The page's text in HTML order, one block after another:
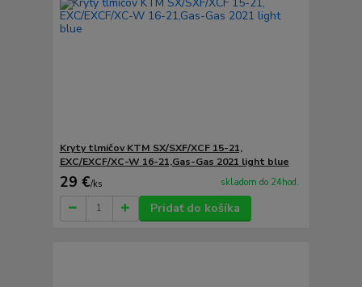
Kryty tlmičov KTM SX/SXF/XCF 15-21,
EXC/EXCF/XC-W 16-21,Gas-Gas 2021 light blue
29 €/ks skladom do 24hod.
Pridať do košíka